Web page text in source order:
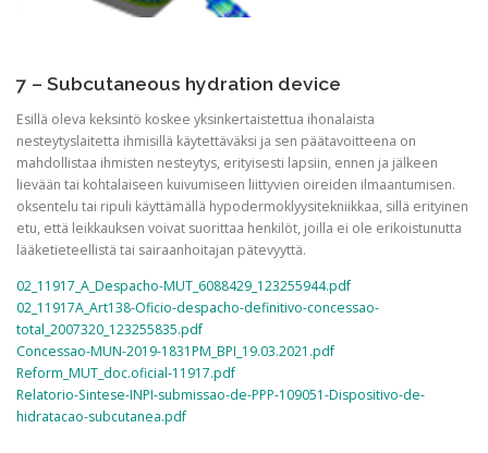
7 – Subcutaneous hydration device
Esillä oleva keksintö koskee yksinkertaistettua ihonalaista
nesteytyslaitetta ihmisillä käytettäväksi ja sen päätavoitteena on
mahdollistaa ihmisten nesteytys, erityisesti lapsiin, ennen ja jälkeen
lievään tai kohtalaiseen kuivumiseen liittyvien oireiden ilmaantumisen.
oksentelu tai ripuli käyttämällä hypodermoklyysitekniikkaa, sillä erityinen
etu, että leikkauksen voivat suorittaa henkilöt, joilla ei ole erikoistunutta
lääketieteellistä tai sairaanhoitajan pätevyyttä.
02_11917_A_Despacho-MUT_6088429_123255944.pdf
02_11917A_Art138-Oficio-despacho-definitivo-concessao-
total_2007320_123255835.pdf
Concessao-MUN-2019-1831PM_BPI_19.03.2021.pdf
Reform_MUT_doc.oficial-11917.pdf
Relatorio-Sintese-INPI-submissao-de-PPP-109051-Dispositivo-de-
hidratacao-subcutanea.pdf